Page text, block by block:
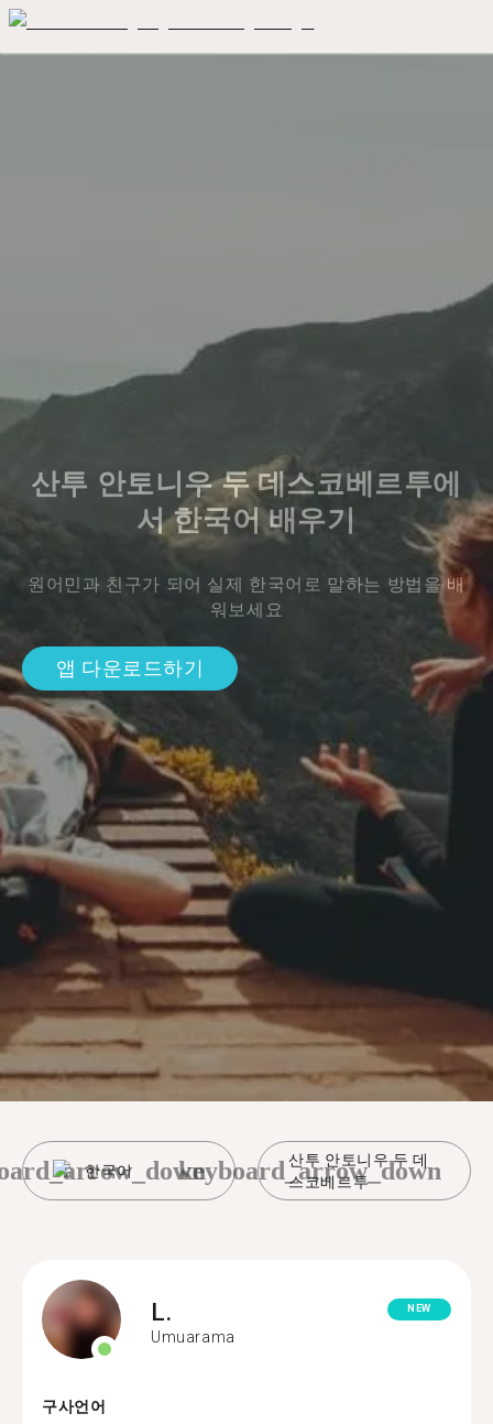
산투 안토니우 두 데스코베르투에
서 한국어 배우기
원어민과 친구가 되어 실제 한국어로 말하는 방법을 배
워보세요
앱 다운로드하기
한국어
산투 안토니우 두 데
스코베르투
keyboard_arrow_down
L.
Umuarama
NEW
구사언어